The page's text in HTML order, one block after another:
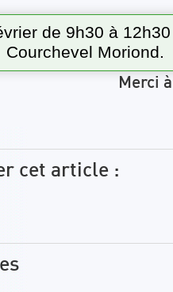
de 9h30 à
Courchevel Moriond.
Merci
cet article :